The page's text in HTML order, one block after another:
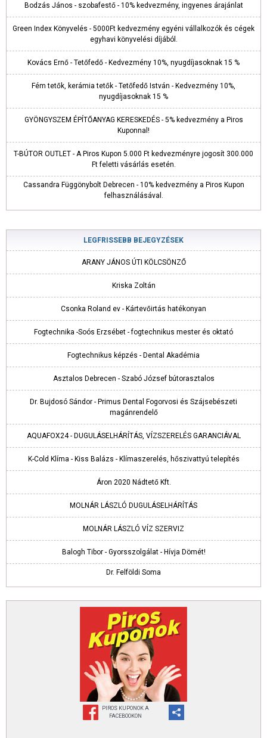
Bodzás János - szobafestő - 10% kedvezmény, ingyenes árajánlat
Green Index Könyvelés - 5000Ft kedvezmény egyéni vállalkozók és cégek
egyhavi könyvelési díjából.
Kovács Ernő - Tetőfedő - Kedvezmény 10%, nyugdíjasoknak 15 %
Fém tetők, kerámia tetők - Tetőfedő István - Kedvezmény 10%,
nyugdíjasoknak 15 %
GYÖNGYSZEM ÉPÍTŐANYAG KERESKEDÉS - 5% kedvezmény a Piros
Kuponnal!
T-BÚTOR OUTLET - A Piros Kupon 5.000 Ft kedvezményre jogosít 300.000
Ft feletti vásárlás esetén.
Cassandra Függönybolt Debrecen - 10% kedvezmény a Piros Kupon
felhasználásával.
LEGFRISSEBB BEJEGYZÉSEK
ARANY JÁNOS ÚTI KÖLCSÖNZŐ
Kriska Zoltán
Csonka Roland ev - Kártevőirtás hatékonyan
Fogtechnika -Soós Erzsébet - fogtechnikus mester és oktató
Fogtechnikus képzés - Dental Akadémia
Asztalos Debrecen - Szabó József bútorasztalos
Dr. Bujdosó Sándor - Primus Dental Fogorvosi és Szájsebészeti
magánrendelő
AQUAFOX24 - DUGULÁSELHÁRÍTÁS, VÍZSZERELÉS GARANCIÁVAL
K-Cold Klíma - Kiss Balázs - Klímaszerelés, hőszivattyú telepítés
Áron 2020 Nádtető Kft.
MOLNÁR LÁSZLÓ DUGULÁSELHÁRÍTÁS
MOLNÁR LÁSZLÓ VÍZ SZERVIZ
Balogh Tibor - Gyorsszolgálat - Hívja Dömét!
Dr. Felföldi Soma
PIROS KUPONOK A
FACEBOOKON